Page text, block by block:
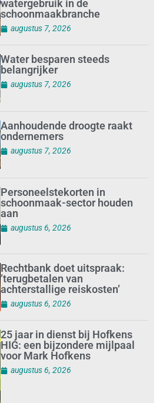
watergebruik in de
schoonmaakbranche
augustus 7, 2026
Water besparen steeds
belangrijker
augustus 7, 2026
Aanhoudende droogte raakt
ondernemers
augustus 7, 2026
Personeelstekorten in
schoonmaak-sector houden
aan
augustus 6, 2026
Rechtbank doet uitspraak:
’terugbetalen van
achterstallige reiskosten’
augustus 6, 2026
25 jaar in dienst bij Hofkens
HIG: een bijzondere mijlpaal
voor Mark Hofkens
augustus 6, 2026